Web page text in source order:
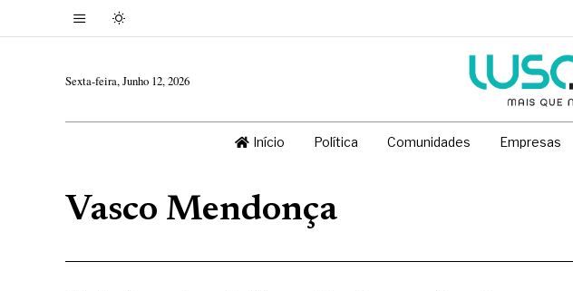
Sexta-feira, Junho 12, 2026
Início Política Comunidades Empresas
Vasco Mendonça